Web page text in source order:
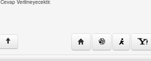
Cevap Verilmeyecektir.
↑ Yazarın web sitesini